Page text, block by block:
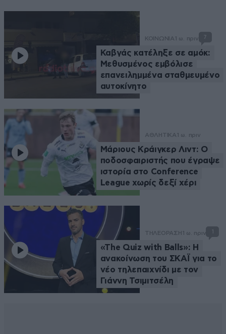
ΚΟΙΝΩΝΙΑ 1 ω. πριν 7
Καβγάς κατέληξε σε αμόκ:
Μεθυσμένος εμβόλισε
επανειλημμένα σταθμευμένο
αυτοκίνητο
ΑΘΛΗΤΙΚΑ 1 ω. πριν
Μάριους Κράιγκερ Λιντ: Ο
ποδοσφαιριστής που έγραψε
ιστορία στο Conference
League χωρίς δεξί χέρι
ΤΗΛΕΟΡΑΣΗ 1 ω. πριν 1
«The Quiz with Balls»: Η
ανακοίνωση του ΣΚΑΪ για το
νέο τηλεπαιχνίδι με τον
Γιάννη Τσιμιτσέλη